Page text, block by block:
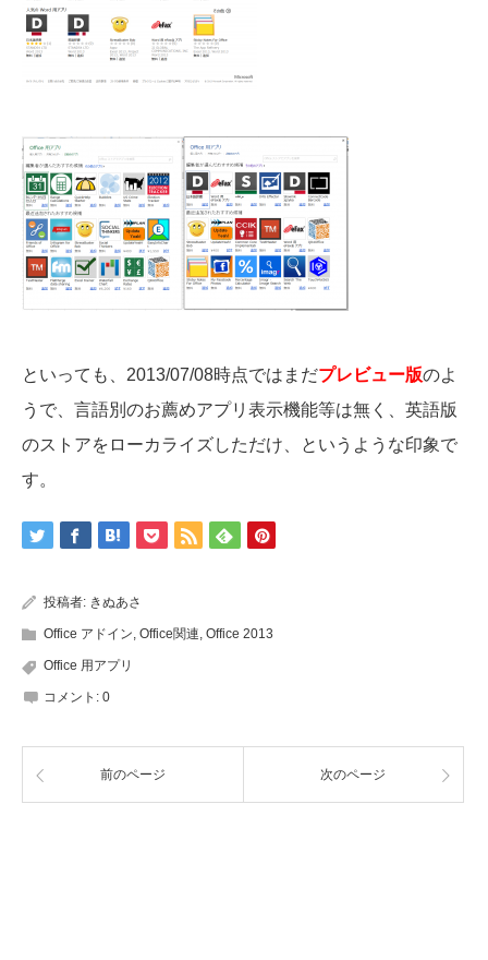
といっても、2013/07/08時点ではまだプレビュー版のよ
うで、言語別のお薦めアプリ表示機能等は無く、英語版
のストアをローカライズしただけ、というような印象で
す。
投稿者: きぬあさ
Office アドイン, Office関連, Office 2013
Office 用アプリ
コメント: 0
前のページ 次のページ